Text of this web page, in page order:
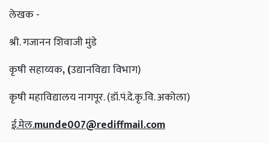
लेखक -
श्री. गजानन शिवाजी मुंडे
कृषी सहाय्यक, (उद्यानविद्या विभाग)
कृषी महाविद्यालय नागपूर. (डॉ.पं.दे.कृ.वि. अकोला)
ई.मेल.munde007@rediffmail.com